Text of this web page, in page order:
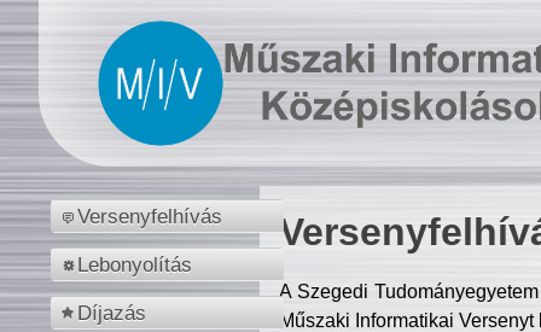
Versenyfelhívás
Lebonyolítás
Díjazás
A Szegedi
Műszaki Informatikai